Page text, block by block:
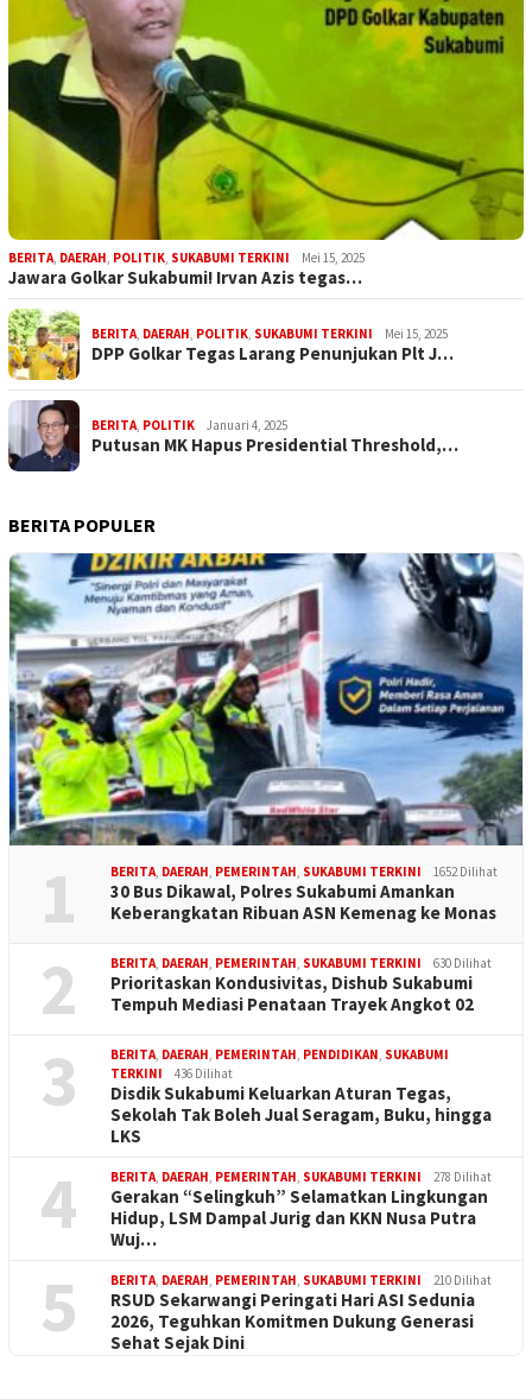
BERITA, DAERAH, POLITIK, SUKABUMI TERKINI Mei 15, 2025
Jawara Golkar Sukabumi! Irvan Azis tegas…
BERITA, DAERAH, POLITIK, SUKABUMI TERKINI Mei 15, 2025
DPP Golkar Tegas Larang Penunjukan Plt J…
BERITA, POLITIK Januari 4, 2025
Putusan MK Hapus Presidential Threshold,…
BERITA POPULER
1 BERITA, DAERAH, PEMERINTAH, SUKABUMI TERKINI 1652 Dilihat
30 Bus Dikawal, Polres Sukabumi Amankan
Keberangkatan Ribuan ASN Kemenag ke Monas
2 BERITA, DAERAH, PEMERINTAH, SUKABUMI TERKINI 630 Dilihat
Prioritaskan Kondusivitas, Dishub Sukabumi
Tempuh Mediasi Penataan Trayek Angkot 02
3 BERITA, DAERAH, PEMERINTAH, PENDIDIKAN, SUKABUMI
TERKINI
436 Dilihat
Disdik Sukabumi Keluarkan Aturan Tegas,
Sekolah Tak Boleh Jual Seragam, Buku, hingga
LKS
4 BERITA, DAERAH, PEMERINTAH, SUKABUMI TERKINI 278 Dilihat
Gerakan “Selingkuh” Selamatkan Lingkungan
Hidup, LSM Dampal Jurig dan KKN Nusa Putra
Wuj…
5 BERITA, DAERAH, PEMERINTAH, SUKABUMI TERKINI 210 Dilihat
RSUD Sekarwangi Peringati Hari ASI Sedunia
2026, Teguhkan Komitmen Dukung Generasi
Sehat Sejak Dini